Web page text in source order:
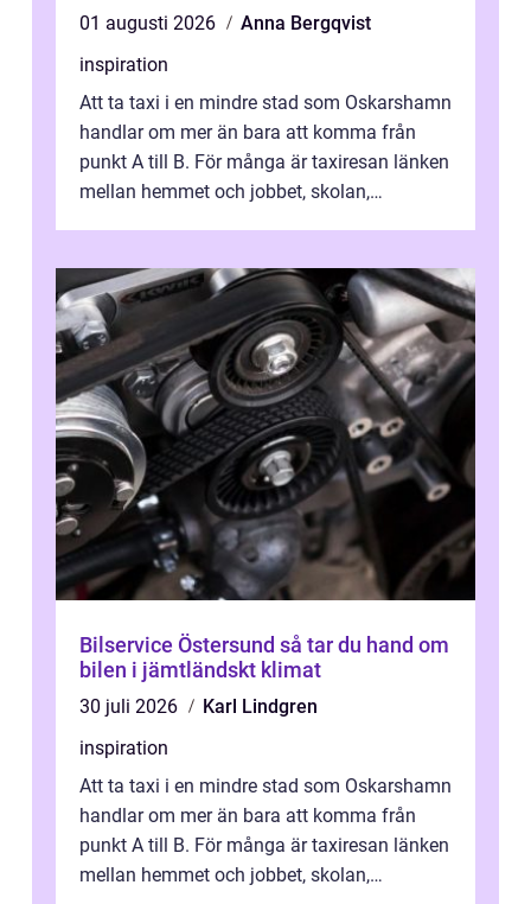
01 augusti 2026
Anna Bergqvist
inspiration
Att ta taxi i en mindre stad som Oskarshamn
handlar om mer än bara att komma från
punkt A till B. För många är taxiresan länken
mellan hemmet och jobbet, skolan,
Bilservice Östersund så tar du hand om
bilen i jämtländskt klimat
30 juli 2026
Karl Lindgren
inspiration
Att ta taxi i en mindre stad som Oskarshamn
handlar om mer än bara att komma från
punkt A till B. För många är taxiresan länken
mellan hemmet och jobbet, skolan,